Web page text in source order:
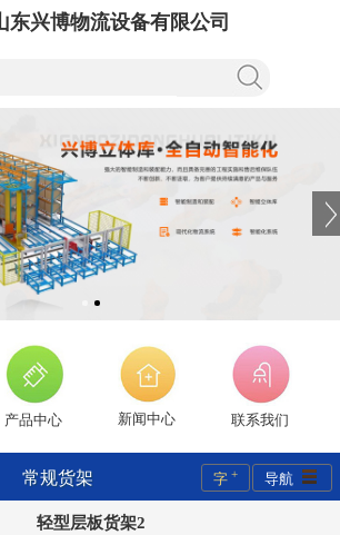
东兴博物流设备有限公司
产品中心 新闻中心 联系我们
常规货架 导航
字 +
轻型层板货架2